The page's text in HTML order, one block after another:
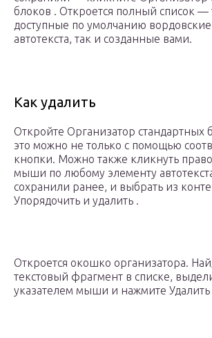
блоков . Откроется полный список —
доступные по умолчанию
автотекста, так и созданные вами.
Как удалить
Откройте Организатор стандартных
это можно не только с помощью
кнопки. Можно также кликнуть
мыши по любому элементу
сохранили ранее, и выбрать из
Упорядочить и удалить .
Откроется окошко организатора.
текстовый фрагмент в списке,
указателем мыши и нажмите Удалить